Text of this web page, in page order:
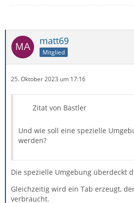
matt69
Mitglied
25. Oktober 2023 um 17:16
Zitat von Bastler
Und wie soll eine spezielle
werden?
Die spezielle Umgebung überdeckt
Gleichzeitig wird ein Tab erzeugt,
verbraucht.